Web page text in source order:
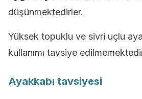
düşünmektedirler.
Yüksek topuklu ve sivri uçlu
kullanımı tavsiye
Ayakkabı tavsiyesi